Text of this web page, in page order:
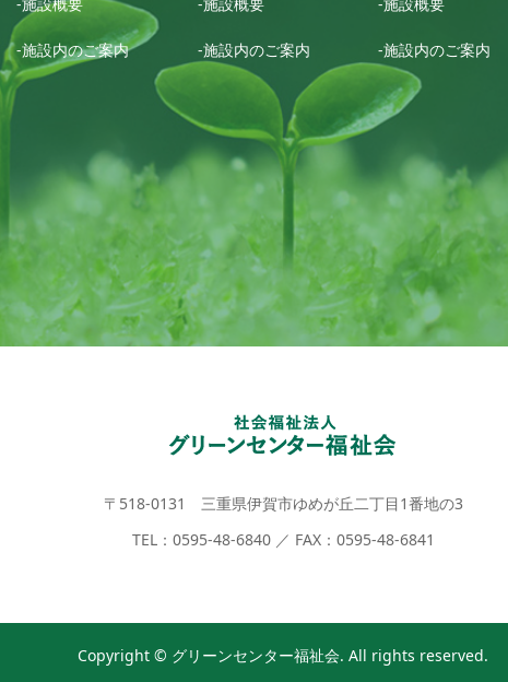
-施設内のご案内 -施設内のご案内 -施設内のご案内
〒518-0131 三重県伊賀市ゆめが丘二丁目1番地の3
TEL：0595-48-6840 ／ FAX：0595-48-6841
Copyright © グリーンセンター福祉会. All rights reserved.